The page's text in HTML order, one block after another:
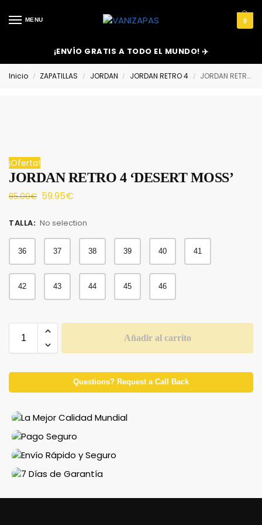
MENU 0
¡ENVÍO GRATIS A TODO EL MUNDO! ✈️
Inicio / ZAPATILLAS / JORDAN / JORDAN RETRO 4 / JORDAN RETRO 4 ‘DESERT MOSS’
¡Oferta!
JORDAN RETRO 4 ‘DESERT MOSS’
85.00€ 59.95€
TALLA: No selection
36 37 38 39 40 41
42 43 44 45 46
Añadir al carrito
Questions? Request a Call Back